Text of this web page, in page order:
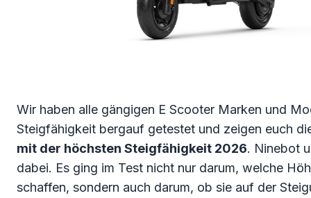
Wir haben alle gängigen E Scooter Marken und
Steigfähigkeit bergauf getestet und zeigen euch
mit der höchsten Steigfähigkeit 2026. Ninebot
dabei. Es ging im Test nicht nur darum, welche
schaffen, sondern auch darum, ob sie auf der